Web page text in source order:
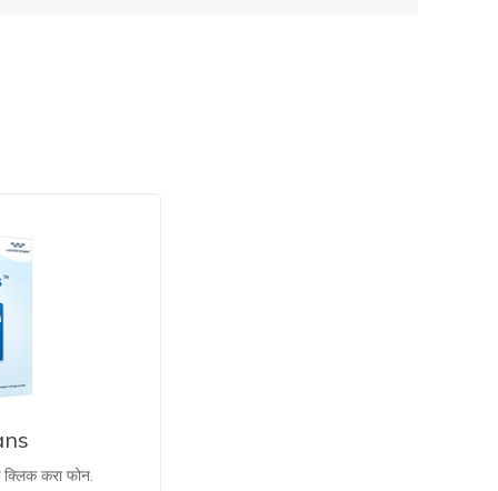
क्लिक करा फोन.